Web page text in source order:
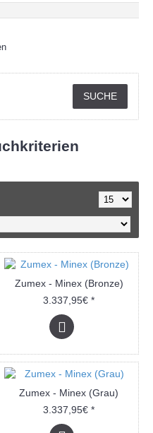
Zumex - Minex (Bronze)
3.337,95€ *
Zumex - Minex (Grau)
3.337,95€ *